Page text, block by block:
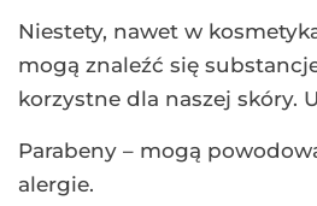
Niestety, nawet w
mogą znaleźć się
korzystne dla naszej skóry.
Parabeny – mogą
alergie.